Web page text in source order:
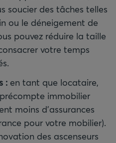
soucier des tâches telles
ou le déneigement de
pouvez réduire la taille
votre temps
: en tant que locataire,
immobilier
moins d’assurances
pour votre mobilier).
des ascenseurs